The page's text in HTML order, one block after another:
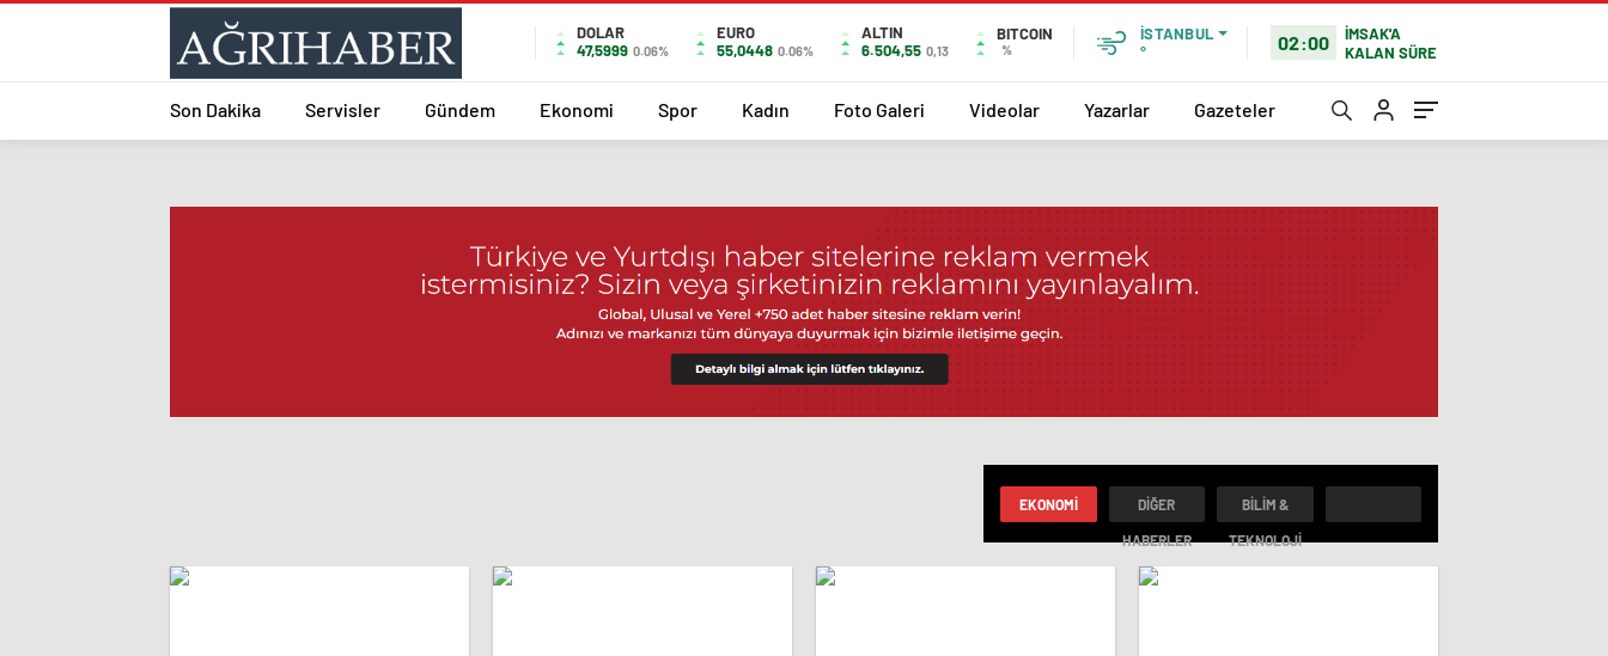
DOLAR
47,5999 0.06%
EURO
55,0448 0.06%
ALTIN
6.504,55 0,13
BITCOIN
%
İSTANBUL
°
02:00
İMSAK'A
KALAN SÜRE
Son Dakika Servisler Gündem Ekonomi Spor Kadın Foto Galeri Videolar Yazarlar Gazeteler
EKONOMI DIĞER
HABERLER
BILIM &
TEKNOLOJI